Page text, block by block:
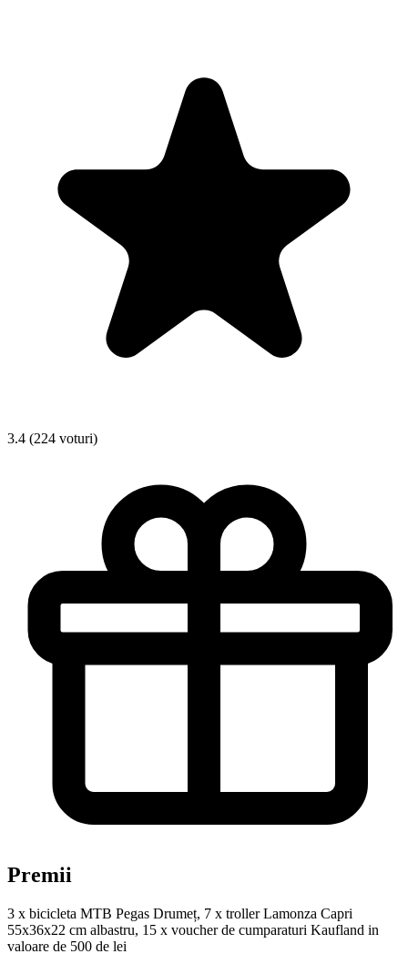
3.4 (224 voturi)
Premii
3 x bicicleta MTB Pegas Drumeț, 7 x troller Lamonza Capri
55x36x22 cm albastru, 15 x voucher de cumparaturi Kaufland in
valoare de 500 de lei